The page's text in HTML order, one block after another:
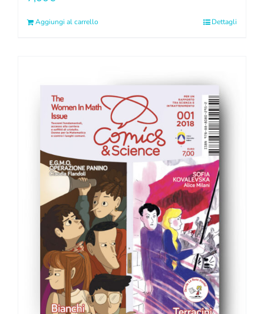
Aggiungi al carrello Dettagli